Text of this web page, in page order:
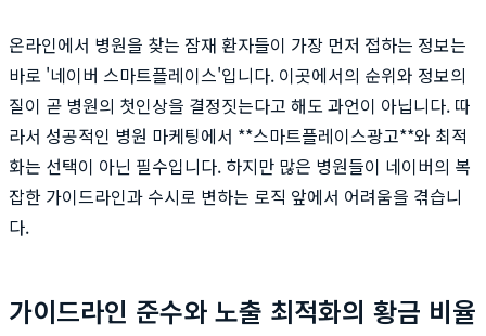
온라인에서 병원을 찾는 잠재 환자들이 가장 먼저 접하는 정보는
바로 '네이버 스마트플레이스'입니다. 이곳에서의 순위와 정보의
질이 곧 병원의 첫인상을 결정짓는다고 해도 과언이 아닙니다. 따
라서 성공적인 병원 마케팅에서 **스마트플레이스광고**와 최적
화는 선택이 아닌 필수입니다. 하지만 많은 병원들이 네이버의 복
잡한 가이드라인과 수시로 변하는 로직 앞에서 어려움을 겪습니
다.
가이드라인 준수와 노출 최적화의 황금 비율